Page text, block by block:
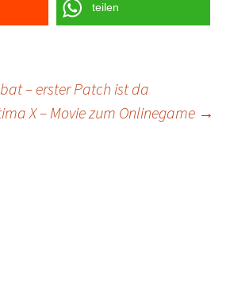
teilen
– erster Patch ist da
X – Movie zum Onlinegame →